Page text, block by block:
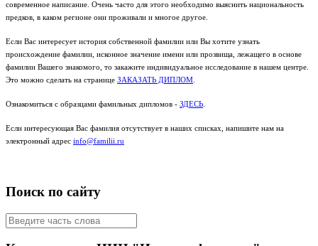
современное написание. Очень часто для этого необходимо выяснить национальность
предков, в каком регионе они проживали и многое другое.
Если Вас интересует история собственной фамилии или Вы хотите узнать
происхождение фамилии, исконное значение имени или прозвища, лежащего в основе
фамилии Вашего знакомого, то закажите индивидуальное исследование в нашем центре.
Это можно сделать на странице ЗАКАЗАТЬ ДИПЛОМ
Ознакомиться с образцами фамильных дипломов - ЗДЕСЬ
Если интересующая Вас фамилия отсутствует в наших списках, напишите нам на
электронный адрес info@familii.ru
Поиск по сайту